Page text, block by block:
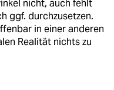
nicht, auch fehlt
ggf. durchzusetzen.
in einer anderen
Realität nichts zu